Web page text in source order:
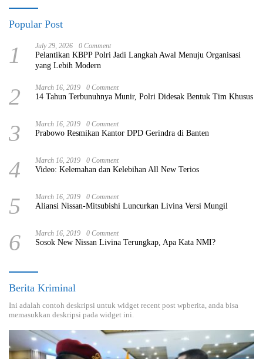
Popular Post
1 July 29, 2026 0 Comment
Pelantikan KBPP Polri Jadi Langkah Awal Menuju Organisasi
yang Lebih Modern
2 March 16, 2019 0 Comment
14 Tahun Terbunuhnya Munir, Polri Didesak Bentuk Tim Khusus
3 March 16, 2019 0 Comment
Prabowo Resmikan Kantor DPD Gerindra di Banten
4 March 16, 2019 0 Comment
Video: Kelemahan dan Kelebihan All New Terios
5 March 16, 2019 0 Comment
Aliansi Nissan-Mitsubishi Luncurkan Livina Versi Mungil
6 March 16, 2019 0 Comment
Sosok New Nissan Livina Terungkap, Apa Kata NMI?
Berita Kriminal
Ini adalah contoh deskripsi untuk widget recent post wpberita, anda bisa
memasukkan deskripsi pada widget ini.